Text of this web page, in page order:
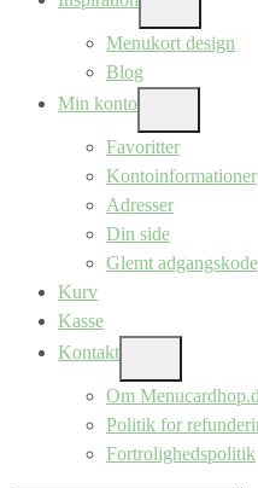
SUB
MENU
Menukort design
Blog
Min konto
SUB
MENU
Favoritter
Kontoinformationer
Adresser
Din side
Glemt adgangskode
Kurv
Kasse
Kontakt
SUB
MENU
Om
Politik for
Fortrolighedspolitik